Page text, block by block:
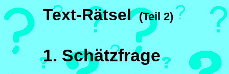
Text-Rätsel(Teil 2)
1. Schätzfrage